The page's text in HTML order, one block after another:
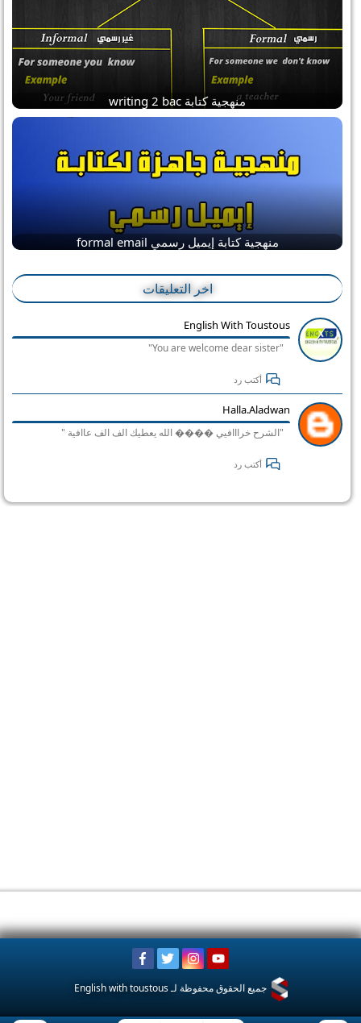
منهجية كتابة writing 2 bac
منهجية كتابة إيميل رسمي formal email
اخر التعليقات
English With Toustous
"You are welcome dear sister"
أكتب رد
Halla.aladwan
"الشرح خرااافيي ���� الله يعطيك الف الف عاافية "
أكتب رد
جميع الحقوق محفوظة لـEnglish with toustous